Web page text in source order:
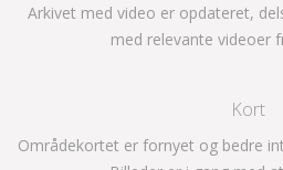
Arkivet med video er opdateret,
med relevante videoer
Kort
Områdekortet er fornyet og bedre